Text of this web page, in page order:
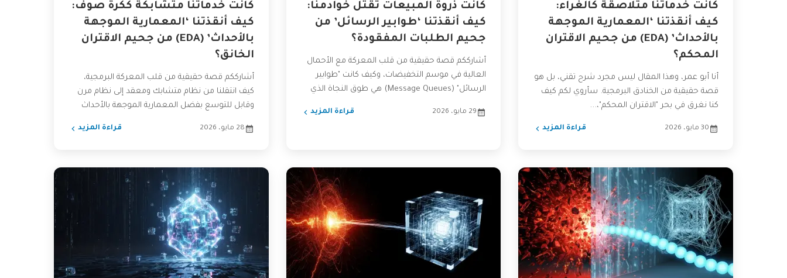
كانت خدماتنا متلاصقة كالغراء:
كيف أنقذتنا ‘المعمارية الموجهة
بالأحداث’ (EDA) من جحيم الاقتران
المحكم؟
أنا أبو عمر، وهذا المقال ليس مجرد شرح تقني، بل هو
قصة حقيقية من الخنادق البرمجية. سأروي لكم كيف
كنا نغرق في بحر "الاقتران المحكم"،...
30 مايو، 2026 قراءة المزيد
كانت ذروة المبيعات تقتل خوادمنا:
كيف أنقذتنا ‘طوابير الرسائل’ من
جحيم الطلبات المفقودة؟
أشارككم قصة حقيقية من قلب المعركة مع الأحمال
العالية في موسم التخفيضات، وكيف كانت "طوابير
الرسائل" (Message Queues) هي طوق النجاة الذي
29 مايو، 2026 قراءة المزيد
كانت خدماتنا متشابكة ككرة صوف:
كيف أنقذتنا ‘المعمارية الموجهة
بالأحداث’ (EDA) من جحيم الاقتران
الخانق؟
أشارككم قصة حقيقية من قلب المعركة البرمجية،
كيف انتقلنا من نظام متشابك ومعقد إلى نظام مرن
وقابل للتوسع بفضل المعمارية الموجهة بالأحداث
28 مايو، 2026 قراءة المزيد